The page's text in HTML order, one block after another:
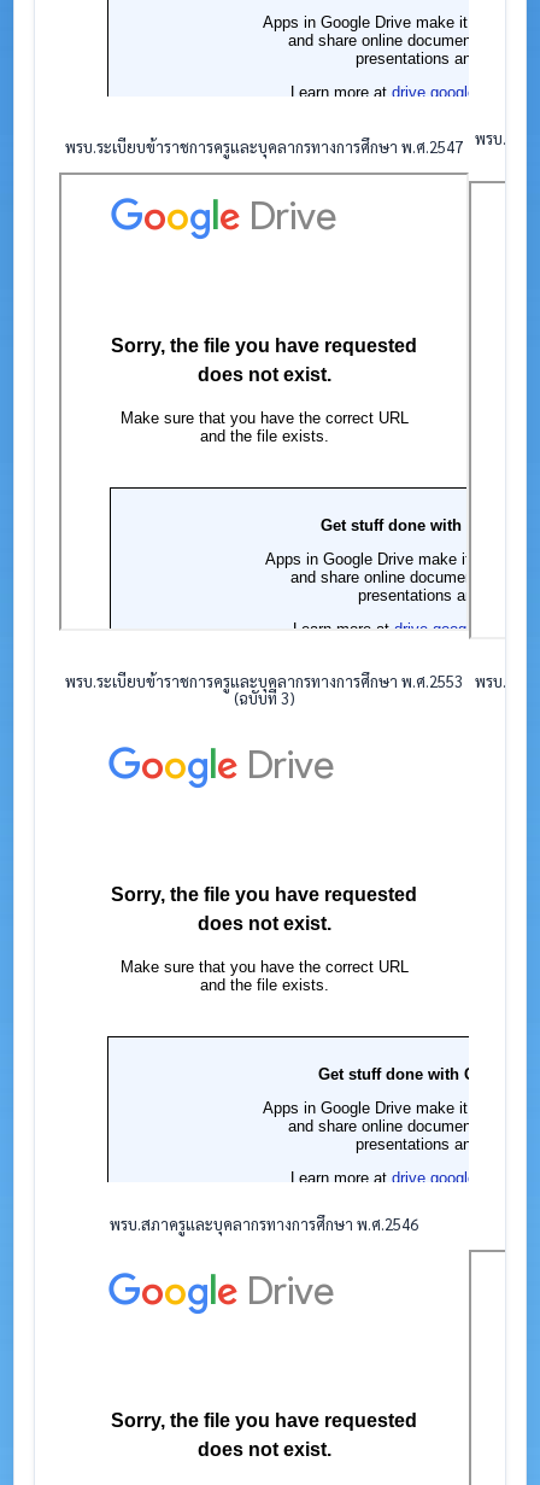
พรบ.ระเบียบข้าราชการครูและบุคลากรทางการศึกษา พ.ศ.2547 พรบ.ระเ
พรบ.ระเบียบข้าราชการครูและบุคลากรทางการศึกษา พ.ศ.2553
(ฉบับที่ 3)
พรบ.ระเ
พรบ.สภาครูและบุคลากรทางการศึกษา พ.ศ.2546